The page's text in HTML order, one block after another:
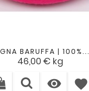
BARUFFA | 100%...
Cena
46,00 € kg
 favorite